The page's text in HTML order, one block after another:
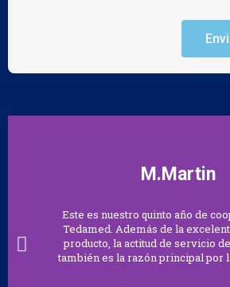
M.Martin
Este es nuestro quinto año de
Tedamed. Además de la
producto, la actitud de servicio
también es la razón principal por